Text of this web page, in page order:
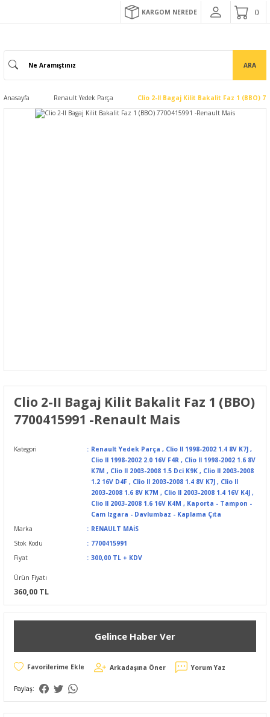
KARGOM NEREDE
ARA
Anasayfa Renault Yedek Parça Clio 2-II Bagaj Kilit Bakalit Faz 1 (BBO)
Clio 2-II Bagaj Kilit Bakalit Faz 1 (BBO)
7700415991 -Renault Mais
Kategori Renault Yedek Parça , Clio II 1998-2002 1.4 8V K7J ,
Clio II 1998-2002 2.0 16V F4R , Clio II 1998-2002 1.6 8V
K7M , Clio II 2003-2008 1.5 Dci K9K , Clio II 2003-2008
1.2 16V D4F , Clio II 2003-2008 1.4 8V K7J , Clio II
2003-2008 1.6 8V K7M , Clio II 2003-2008 1.4 16V K4J ,
Clio II 2003-2008 1.6 16V K4M , Kaporta - Tampon -
Cam Izgara - Davlumbaz - Kaplama Çıta
Marka
RENAULT MAİS
Stok Kodu
7700415991
Fiyat
300,00 TL + KDV
Ürün Fiyatı
360,00 TL
Gelince Haber Ver
Arkadaşına Öner Yorum Yaz
Paylaş: